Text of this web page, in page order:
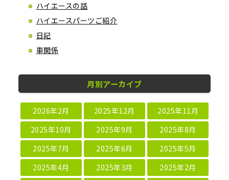
ハイエースの話
ハイエースパーツご紹介
日記
車関係
月別アーカイブ
2026年2月 2025年12月
2025年11月
2025年10月
2025年9月
2025年8月
2025年7月
2025年6月
2025年5月
2025年4月
2025年3月
2025年2月